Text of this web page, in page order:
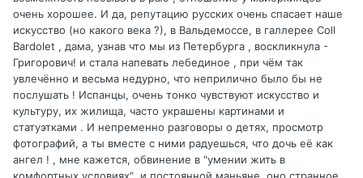
очень хорошее. И да, репутацию русских очень спасает наше
искусство (но какого века ?), в Вальдемоссе, в галлерее Coll
Bardolet , дама, узнав что мы из Петербурга , воскликнула -
Григорович! и стала напевать лебединое , при чём так
увлечённо и весьма недурно, что неприлично было бы не
послушать ! Испанцы, очень тонко чувствуют искусство и
культуру, их жилища, часто украшены картинами и
статуэтками . И непременно разговоры о детях, просмотр
фотографий, а ты вместе с ними радуешься, что дочь её как
ангел ! , мне кажется, обвинение в "умении жить в